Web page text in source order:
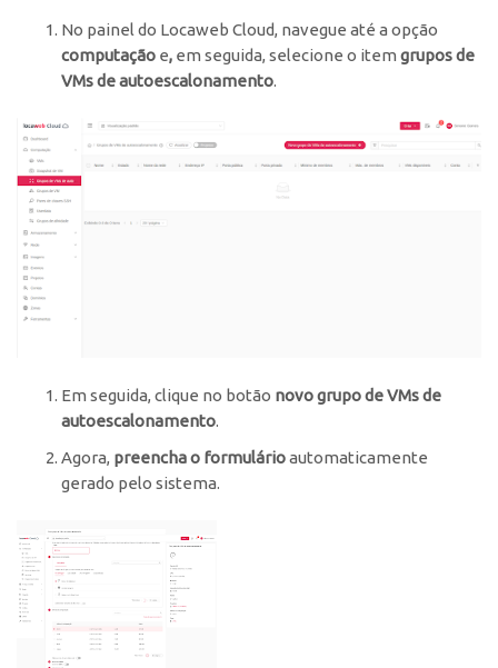
No painel do Locaweb Cloud, navegue até a opção
computação e, em seguida, selecione o item grupos de
VMs de autoescalonamento.
Em seguida, clique no botão novo grupo de VMs de
autoescalonamento.
Agora, preencha o formulárioautomaticamente
gerado pelo sistema.